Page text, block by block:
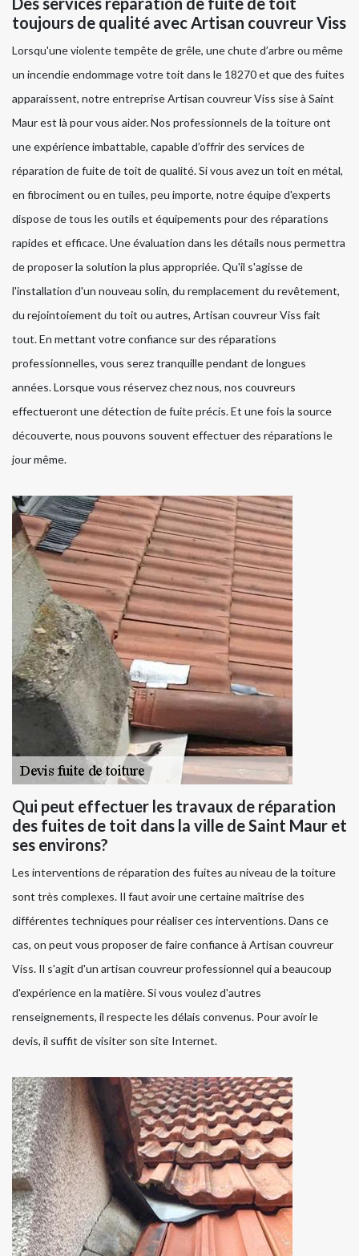
toujours de qualité avec Artisan couvreur Viss
Lorsqu'une violente tempête de grêle, une chute d’arbre ou même
un incendie endommage votre toit dans le 18270 et que des fuites
apparaissent, notre entreprise Artisan couvreur Viss sise à Saint
Maur est là pour vous aider. Nos professionnels de la toiture ont
une expérience imbattable, capable d’offrir des services de
réparation de fuite de toit de qualité. Si vous avez un toit en métal,
en fibrociment ou en tuiles, peu importe, notre équipe d'experts
dispose de tous les outils et équipements pour des réparations
rapides et efficace. Une évaluation dans les détails nous permettra
de proposer la solution la plus appropriée. Qu'il s'agisse de
l'installation d'un nouveau solin, du remplacement du revêtement,
du rejointoiement du toit ou autres, Artisan couvreur Viss fait
tout. En mettant votre confiance sur des réparations
professionnelles, vous serez tranquille pendant de longues
années. Lorsque vous réservez chez nous, nos couvreurs
effectueront une détection de fuite précis. Et une fois la source
découverte, nous pouvons souvent effectuer des réparations le
jour même.
Qui peut effectuer les travaux de réparation
des fuites de toit dans la ville de Saint Maur et
ses environs?
Les interventions de réparation des fuites au niveau de la toiture
sont très complexes. Il faut avoir une certaine maîtrise des
différentes techniques pour réaliser ces interventions. Dans ce
cas, on peut vous proposer de faire confiance à Artisan couvreur
Viss. Il s'agit d'un artisan couvreur professionnel qui a beaucoup
d'expérience en la matière. Si vous voulez d'autres
renseignements, il respecte les délais convenus. Pour avoir le
devis, il suffit de visiter son site Internet.